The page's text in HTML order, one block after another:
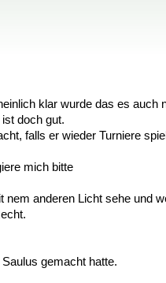
klar wurde das es auch
doch gut.
falls er wieder Turniere
mich bitte
anderen Licht sehe und
gemacht hatte.